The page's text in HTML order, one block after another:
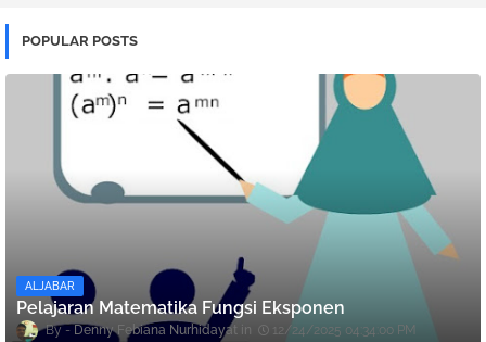
POPULAR POSTS
ALJABAR
Pelajaran Matematika Fungsi Eksponen
Denny Febiana Nurhidayat 12/24/2025 04:34:00 PM